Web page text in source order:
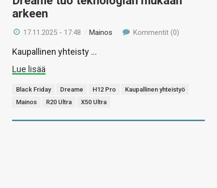
arkeen
17.11.2025 - 17:48 /Mainos Kommentit (0)
Kaupallinen yhteisty …
Lue lisää
Black Friday Dreame H12 Pro
Kaupallinen yhteistyö
Mainos
R20 Ultra X50 Ultra